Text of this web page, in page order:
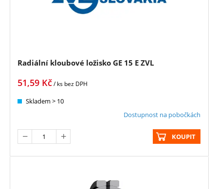
Radiální kloubové ložisko GE 15 E ZVL
51,59 Kč/ ks bez DPH
Skladem > 10
Dostupnost na pobočkách
KOUPIT